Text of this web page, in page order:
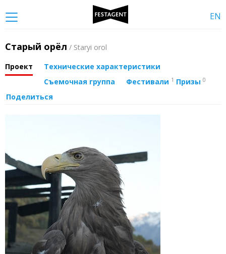
EN
Старый орёл / Staryi orol
Проект
Технические характеристики
Съемочная группа
Фестивали 1 Призы 0
Поделиться